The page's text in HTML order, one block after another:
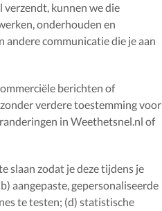
kunnen we die
onderhouden en
communicatie die je aan
berichten of
verdere toestemming voor
in Weethetsnel.nl of
slaan zodat je deze tijdens je
aangepaste, gepersonaliseerde
te testen; (d) statistische